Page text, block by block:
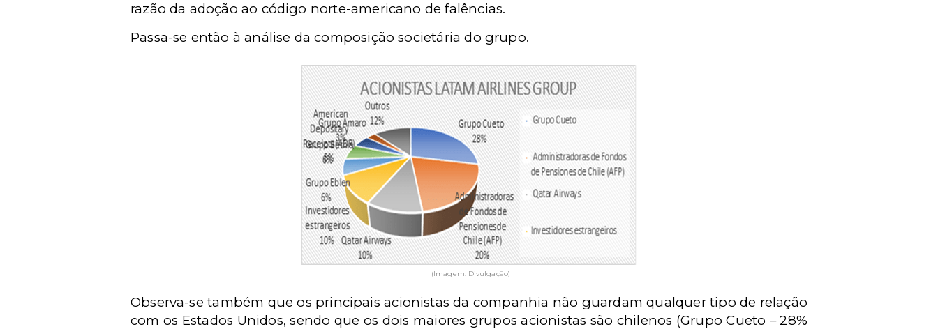
razão da adoção ao código norte-americano de falências.
Passa-se então à análise da composição societária do grupo.
(Imagem: Divulgação)
Observa-se também que os principais acionistas da companhia não guardam qualquer tipo de relação
com os Estados Unidos, sendo que os dois maiores grupos acionistas são chilenos (Grupo Cueto – 28%